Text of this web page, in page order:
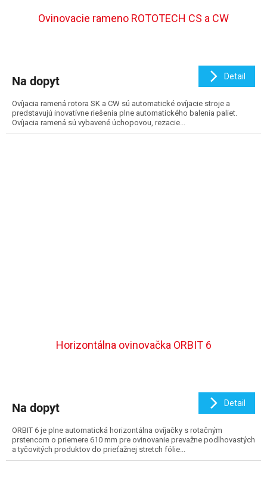
Ovinovacie rameno ROTOTECH CS a CW
Na dopyt Detail
Ovíjacia ramená rotora SK a CW sú automatické ovíjacie stroje a
predstavujú inovatívne riešenia plne automatického balenia paliet.
Ovíjacia ramená sú vybavené úchopovou, rezacie...
Horizontálna ovinovačka ORBIT 6
Na dopyt Detail
ORBIT 6 je plne automatická horizontálna ovíjačky s rotačným
prstencom o priemere 610 mm pre ovinovanie prevažne podlhovastých
a tyčovitých produktov do prieťažnej stretch fólie...